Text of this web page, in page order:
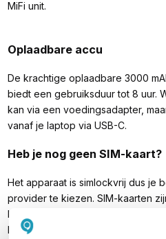
MiFi unit.
Oplaadbare accu
De krachtige oplaadbare 3000
biedt een gebruiksduur tot 8 uur.
kan via een voedingsadapter,
vanaf je laptop via USB-C.
Heb je nog geen SIM-kaart?
Het apparaat is simlockvrij dus je
provider te kiezen. SIM-kaarten
leveren Internet On Demand SIM-
kaarten. Ideaal wanneer je op